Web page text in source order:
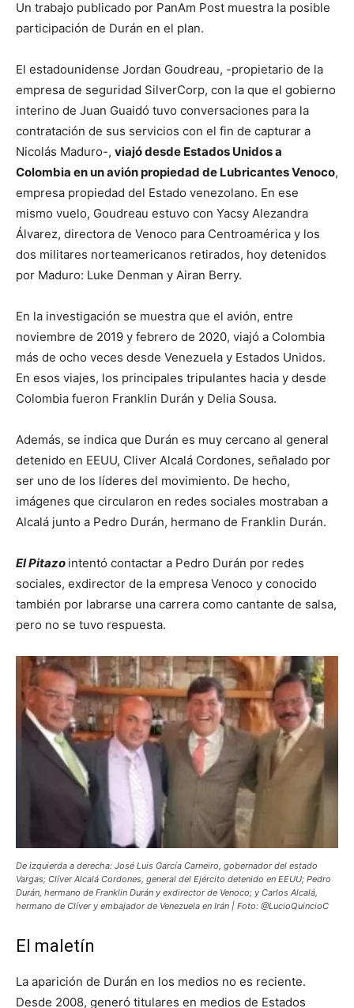
Un trabajo publicado por PanAm Post muestra la posible
participación de Durán en el plan.
El estadounidense Jordan Goudreau, -propietario de la
empresa de seguridad SilverCorp, con la que el gobierno
interino de Juan Guaidó tuvo conversaciones para la
contratación de sus servicios con el fin de capturar a
Nicolás Maduro-, viajó desde Estados Unidos a
Colombia en un avión propiedad de Lubricantes Venoco,
empresa propiedad del Estado venezolano. En ese
mismo vuelo, Goudreau estuvo con Yacsy Alezandra
Álvarez, directora de Venoco para Centroamérica y los
dos militares norteamericanos retirados, hoy detenidos
por Maduro: Luke Denman y Airan Berry.
En la investigación se muestra que el avión, entre
noviembre de 2019 y febrero de 2020, viajó a Colombia
más de ocho veces desde Venezuela y Estados Unidos.
En esos viajes, los principales tripulantes hacia y desde
Colombia fueron Franklin Durán y Delia Sousa.
Además, se indica que Durán es muy cercano al general
detenido en EEUU, Cliver Alcalá Cordones, señalado por
ser uno de los líderes del movimiento. De hecho,
imágenes que circularon en redes sociales mostraban a
Alcalá junto a Pedro Durán, hermano de Franklin Durán.
El Pitazo intentó contactar a Pedro Durán por redes
sociales, exdirector de la empresa Venoco y conocido
también por labrarse una carrera como cantante de salsa,
pero no se tuvo respuesta.
De izquierda a derecha: José Luis García Carneiro, gobernador del estado
Vargas; Clíver Alcalá Cordones, general del Ejército detenido en EEUU; Pedro
Durán, hermano de Franklin Durán y exdirector de Venoco; y Carlos Alcalá,
hermano de Clíver y embajador de Venezuela en Irán | Foto: @LucioQuincioC
El maletín
La aparición de Durán en los medios no es reciente.
Desde 2008, generó titulares en medios de Estados